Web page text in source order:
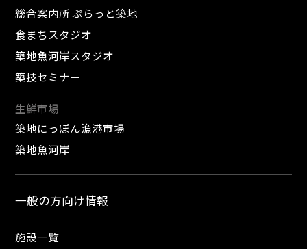
総合案内所 ぷらっと築地
食まちスタジオ
築地魚河岸スタジオ
築技セミナー
生鮮市場
築地にっぽん漁港市場
築地魚河岸
一般の方向け情報
施設一覧